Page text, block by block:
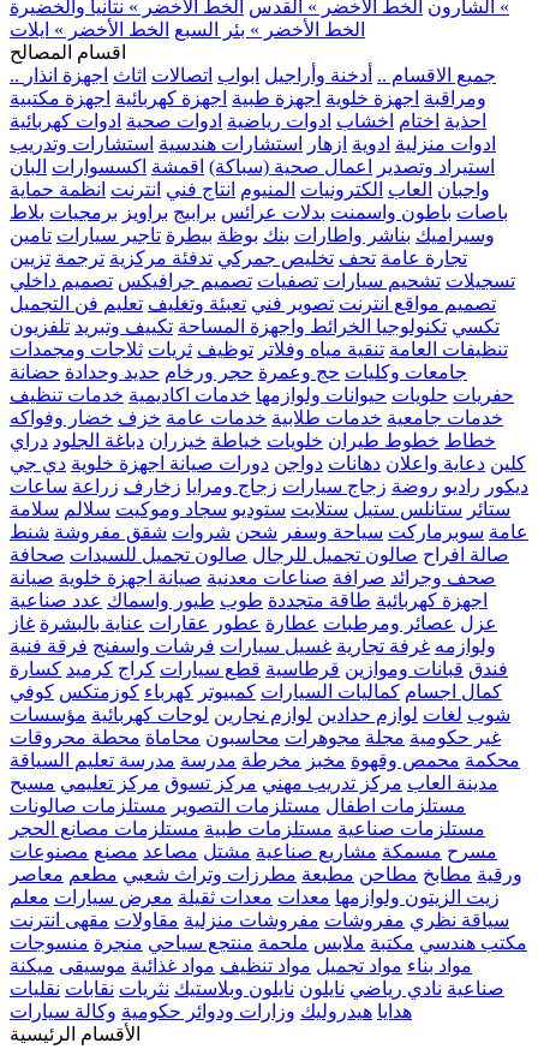
» الشارون الخط الأخضر » القدس الخط الأخضر » نتانيا والخضيرة
الخط الأخضر » بئر السبع الخط الأخضر » ايلات
اقسام المصالح
.. جميع الاقسام .. أدخنة وأراجيل ابواب اتصالات اثاث اجهزة انذار
ومراقبة اجهزة خلوية اجهزة طبية اجهزة كهربائية اجهزة مكتبية
احذية اختام اخشاب ادوات رياضية ادوات صحية ادوات كهربائية
ادوات منزلية ادوية ازهار استشارات هندسية استشارات وتدريب
استيراد وتصدير
اعمال صحية (سباكة) اقمشة اكسسوارات البان
واجبان العاب الكترونيات المنيوم انتاج فني انترنت انظمة حماية
باصات باطون واسمنت بدلات عرائس برابيج براويز برمجيات بلاط
وسيراميك بناشر واطارات بنك بوظة بيطرة تاجير سيارات تامين
تجارة عامة تحف تخليص جمركي تدفئة مركزية ترجمة تزيين
تسجيلات تشحيم سيارات تصفيات تصميم جرافيكس تصميم داخلي
تصميم مواقع انترنت تصوير فني تعبئة وتغليف تعليم فن التجميل
تكسي تكنولوجيا الخرائط واجهزة المساحة تكييف وتبريد تلفزيون
تنظيفات العامة تنقية مياه وفلاتر توظيف ثريات ثلاجات ومجمدات
جامعات وكليات حج وعمرة حجر ورخام حديد وحدادة حضانة
حفريات حلويات حيوانات ولوازمها خدمات اكاديمية خدمات تنظيف
خدمات جامعية خدمات طلابية خدمات عامة خزف خضار وفواكه
خطاط خطوط طيران خلويات خياطة خيزران دباغة الجلود دراي
كلين دعاية واعلان دهانات دواجن دورات صيانة اجهزة خلوية دي جي
ديكور راديو روضة زجاج سيارات زجاج ومرايا زخارف زراعة ساعات
ستائر ستانلس ستيل ستلايت ستوديو سجاد وموكيت سلالم سلامة
عامة سوبرماركت سياحة وسفر شحن شروات شقق مفروشة شنط
صالة افراح صالون تجميل للرجال صالون تجميل للسيدات صحافة
صحف وجرائد صرافة صناعات معدنية صيانة اجهزة خلوية صيانة
اجهزة كهربائية طاقة متجددة طوب طيور واسماك عدد صناعية
عزل عصائر ومرطبات عطارة عطور عقارات عناية بالبشرة غاز
ولوازمه غرفة تجارية غسيل سيارات فرشات واسفنج فرقة فنية
فندق قبانات وموازين قرطاسية قطع سيارات كراج كرميد كسارة
كمال اجسام كماليات السيارات كمبيوتر كهرباء كوزمتكس كوفي
شوب لغات لوازم حدادين لوازم نجارين لوحات كهربائية مؤسسات
غير حكومية مجلة مجوهرات محاسبون محاماة محطة محروقات
محكمة محمص وقهوة مخبز مخرطة مدرسة مدرسة تعليم السياقة
مدينة العاب مركز تدريب مهني مركز تسوق مركز تعليمي مسبح
مستلزمات اطفال مستلزمات التصوير مستلزمات صالونات
مستلزمات صناعية مستلزمات طبية مستلزمات مصانع الحجر
مسرح مسمكة مشاريع صناعية مشتل مصاعد مصنع مصنوعات
ورقية مطابخ مطاحن مطبعة مطرزات وتراث شعبي مطعم معاصر
زيت الزيتون ولوازمها معدات معدات ثقيلة معرض سيارات معلم
سياقة نظري مفروشات مفروشات منزلية مقاولات مقهى انترنت
مكتب هندسي مكتبة ملابس ملحمة منتجع سياحي منجرة منسوجات
مواد بناء مواد تجميل مواد تنظيف مواد غذائية موسيقى ميكنة
صناعية نادي رياضي نايلون نايلون وبلاستيك نثريات نقابات نقليات
هدايا هيدروليك وزارات ودوائر حكومية وكالة سيارات
الأقسام الرئيسية